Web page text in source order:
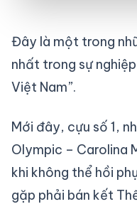
Đây là một trong
nhất trong sự
Việt Nam”.
Mới đây, cựu số 1,
Olympic – Carolina
khi không thể hồi
gặp phải bán kết